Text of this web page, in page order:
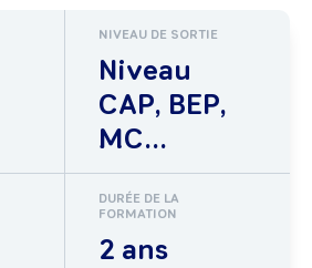
NIVEAU DE SORTIE
Niveau
CAP, BEP,
MC...
DURÉE DE LA
FORMATION
2 ans